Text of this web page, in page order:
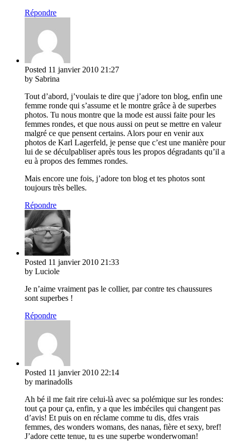
Répondre
Posted 11 janvier 2010 21:27
by Sabrina
Tout d’abord, j’voulais te dire que j’adore ton blog, enfin une
femme ronde qui s’assume et le montre grâce à de superbes
photos. Tu nous montre que la mode est aussi faite pour les
femmes rondes, et que nous aussi on peut se mettre en valeur
malgré ce que pensent certains. Alors pour en venir aux
photos de Karl Lagerfeld, je pense que c’est une manière pour
lui de se déculpabliser après tous les propos dégradants qu’il a
eu à propos des femmes rondes.
Mais encore une fois, j’adore ton blog et tes photos sont
toujours très belles.
Répondre
Posted 11 janvier 2010 21:33
by Luciole
Je n’aime vraiment pas le collier, par contre tes chaussures
sont superbes !
Répondre
Posted 11 janvier 2010 22:14
by marinadolls
Ah bé il me fait rire celui-là avec sa polémique sur les rondes:
tout ça pour ça, enfin, y a que les imbéciles qui changent pas
d’avis! Et puis on en réclame comme tu dis, dfes vrais
femmes, des wonders womans, des nanas, fière et sexy, bref!
J’adore cette tenue, tu es une superbe wonderwoman!